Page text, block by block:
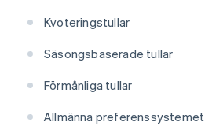
Kvoteringstullar
Säsongsbaserade tullar
Förmånliga tullar
Allmänna preferenssystemet